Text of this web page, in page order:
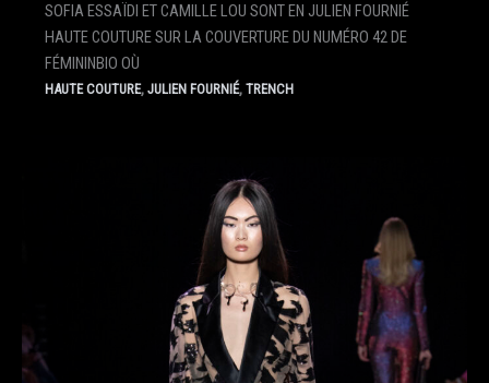
SOFIA ESSAÏDI ET CAMILLE LOU SONT EN JULIEN FOURNIÉ
HAUTE COUTURE SUR LA COUVERTURE DU NUMÉRO 42 DE
FÉMININBIO OÙ
HAUTE COUTURE, JULIEN FOURNIÉ, TRENCH